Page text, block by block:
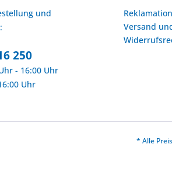
und
250
- 16:00 Uhr
Uhr
Reklamation
Versand
* Alle